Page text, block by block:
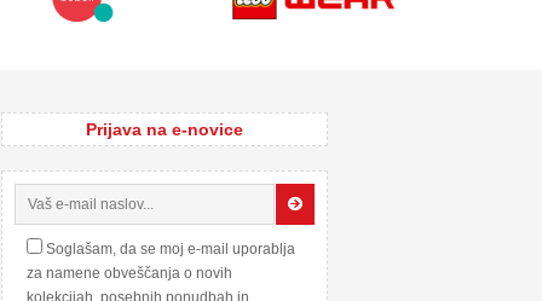
Prijava na e-novice
Soglašam, da se moj e-mail uporablja
za namene obveščanja o novih
kolekcijah, posebnih ponudbah in